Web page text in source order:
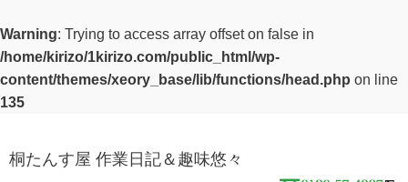
Warning: Trying to access array offset on false in
/home/kirizo/1kirizo.com/public_html/wp-
content/themes/xeory_base/lib/functions/head.php on line
135
桐たんす屋 作業日記＆趣味悠々